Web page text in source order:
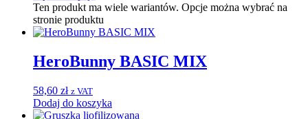
Ten produkt ma wiele wariantów. Opcje można wybrać na
stronie produktu
HeroBunny BASIC MIX
58,60 zł z VAT
Dodaj do koszyka